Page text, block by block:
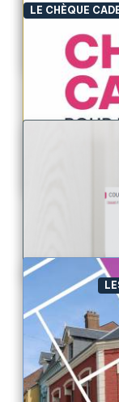
Nationaux de
Villes sont
les
Grand-
La
Un réseau
Le
Le
Vitrines de
ce sont